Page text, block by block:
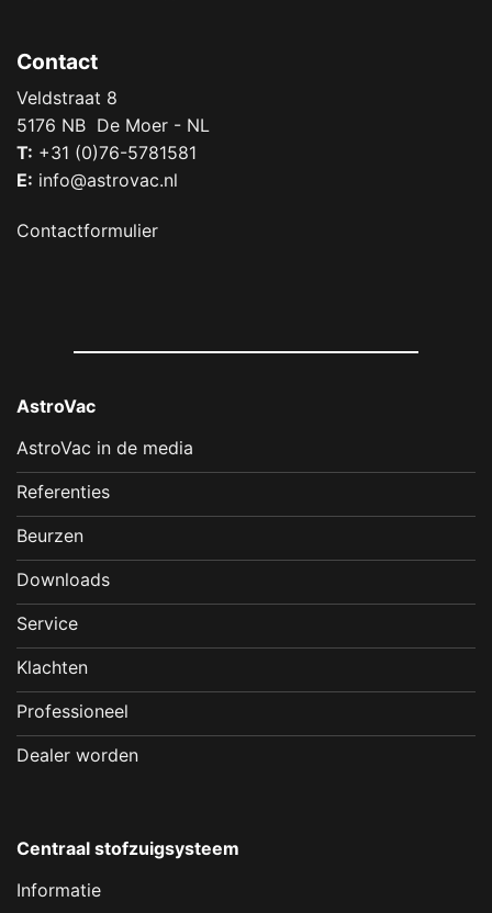
Contact
Veldstraat 8
5176 NB De Moer - NL
T: +31 (0)76-5781581
E: info@astrovac.nl
Contactformulier
AstroVac
AstroVac in de media
Referenties
Beurzen
Downloads
Service
Klachten
Professioneel
Dealer worden
Centraal stofzuigsysteem
Informatie